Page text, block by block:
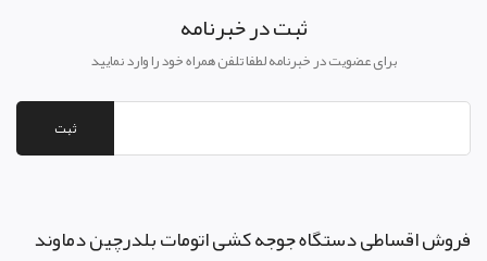
ثبت در خبرنامه
برای عضویت در خبرنامه لطفا تلفن همراه خود را وارد نمایید
ثبت
فروش اقساطی دستگاه جوجه کشی اتومات بلدرچین دماوند